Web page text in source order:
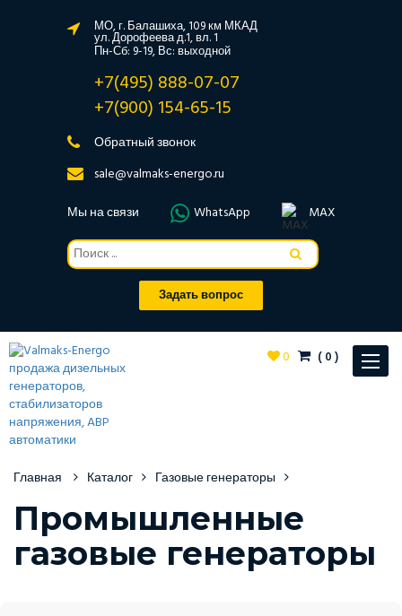
МО, г. Балашиха, 109 км МКАД
ул. Дорофеева д.1, вл. 1
Пн-Сб: 9-19, Вс: выходной
+7(495) 888-07-07
+7(900) 154-65-15
Обратный звонок
sale@valmaks-energo.ru
Мы на связи
WhatsApp MAX
Задать вопрос
Toggle
0 (0)
Главная Каталог Газовые генераторы
Промышленные
газовые генераторы